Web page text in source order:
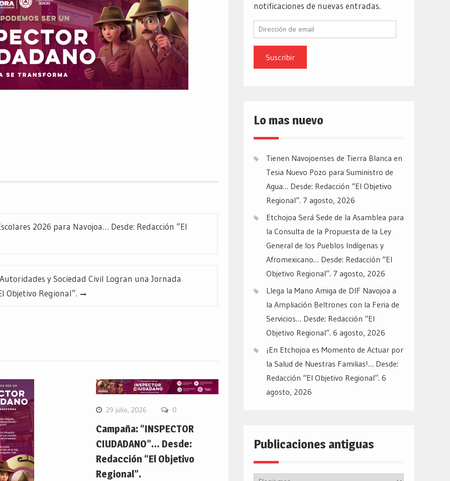
2026 para Navojoa… Desde: Redacción “El
y Sociedad Civil Logran una Jornada
Objetivo Regional”.
29 julio, 2026 0
Campaña: “INSPECTOR
CIUDADANO”… Desde:
Redacción “El Objetivo
Regional”.
notificaciones de nuevas entradas.
Dirección
email
Lo mas nuevo
Tienen Navojoenses de Tierra Blanca en
Tesia Nuevo Pozo para Suministro de
Agua… Desde: Redacción “El Objetivo
Regional”. 7 agosto, 2026
Etchojoa Será Sede de la Asamblea para
la Consulta de la Propuesta de la Ley
General de los Pueblos Indígenas y
Afromexicano… Desde: Redacción “El
Objetivo Regional”. 7 agosto, 2026
Llega la Mano Amiga de DIF Navojoa a
la Ampliación Beltrones con la Feria de
Servicios… Desde: Redacción “El
Objetivo Regional”. 6 agosto, 2026
¡En Etchojoa es Momento de Actuar por
la Salud de Nuestras Familias!… Desde:
Redacción “El Objetivo Regional”. 6
agosto, 2026
Publicaciones antiguas